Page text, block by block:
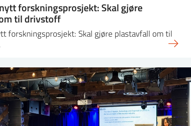
forskningsprosjekt: Skal gjøre
til drivstoff
forskningsprosjekt: Skal gjøre plastavfall om til